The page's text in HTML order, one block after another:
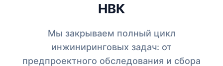
НВК
Мы закрываем полный цикл
инжиниринговых задач: от
предпроектного обследования и сбора